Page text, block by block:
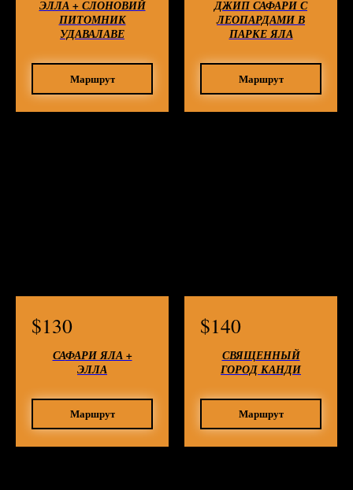
ЭЛЛА + СЛОНОВИЙ
ПИТОМНИК
УДАВАЛАВЕ
Маршрут
ДЖИП САФАРИ С
ЛЕОПАРДАМИ В
ПАРКЕ ЯЛА
Маршрут
$130
САФАРИ ЯЛА +
ЭЛЛА
Маршрут
$140
СВЯЩЕННЫЙ
ГОРОД КАНДИ
Маршрут